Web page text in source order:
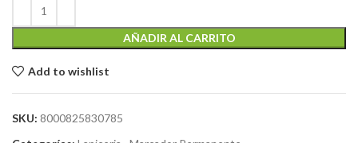
AÑADIR AL CARRITO
Add to wishlist
SKU: 8000825830785